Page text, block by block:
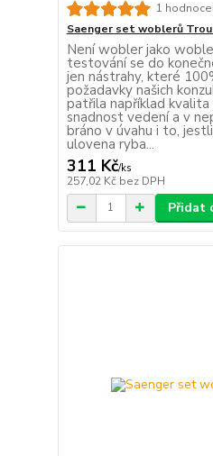
1
Saenger set woblerů
Není wobler jako
testování se do
jen nástrahy, které
požadavky našich
patřila například kvalita
snadnost vedení a v
bráno v úvahu i to,
ulovena ryba...
311 Kč/ks
257,02 Kč bez DPH
Přidat